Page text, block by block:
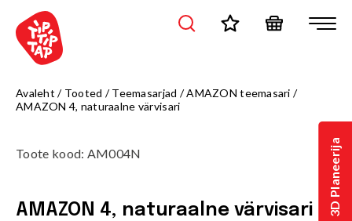
3D Planeerija
Avaleht / Tooted /Teemasarjad /AMAZON teemasari /
AMAZON 4, naturaalne värvisari
Toote kood: AM004N
AMAZON 4, naturaalne värvisari